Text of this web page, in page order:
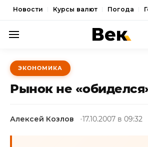
Новости Курсы валют Погода
ПОЛИТИКА
ЭКОНОМИКА
СПОРТ
КУЛЬТУРА
ЭКОНОМИКА
Рынок не
Алексей Козлов 17.10.2007 в 09:32